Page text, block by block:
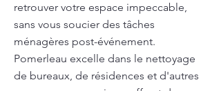
retrouver votre espace impeccable,
sans vous soucier des tâches
ménagères post-événement.
Pomerleau excelle dans le nettoyage
de bureaux, de résidences et d'autres